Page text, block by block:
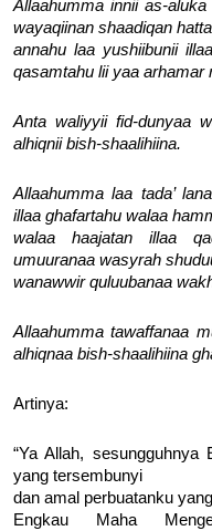
Allaahumma innii as-
wayaqiinan shaadiqan
annahu laa yushiibunii
qasamtahu lii yaa arhamar
Anta waliyyii fid-dunyaa
alhiqnii bish-shaalihiina.
Allaahumma laa tada’
illaa ghafartahu walaa
walaa haajatan illaa
umuuranaa wasyrah
wanawwir quluubanaa
Allaahumma tawaffanaa
alhiqnaa bish-shaalihiina
Artinya:
“Ya Allah, sesungguhnya
yang tersembunyi
dan amal perbuatanku
Engkau Maha